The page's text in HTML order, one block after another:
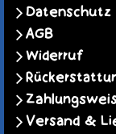
Datenschutz
AGB
Widerruf
Versand &